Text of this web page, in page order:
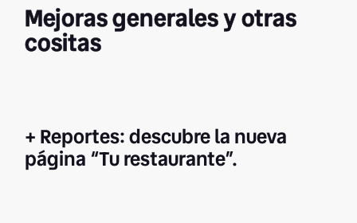
Mejoras generales y otras
cositas
+ Reportes: descubre la nueva
página “Tu restaurante”.